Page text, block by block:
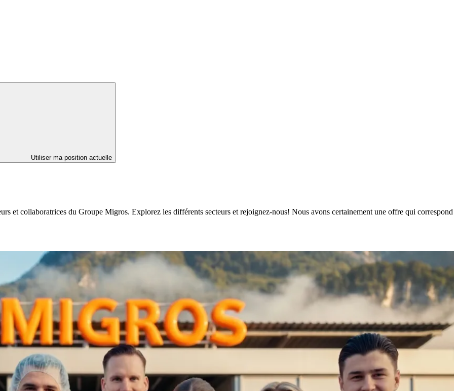
Utiliser ma position actuelle
et collaboratrices du Groupe Migros. Explorez les différents secteurs et rejoignez-nous! Nous avons certainement une offre qui correspond